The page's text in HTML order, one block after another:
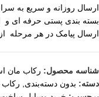
ارسال روزانه و سریع به
بسته بندی پستی حرفه ای و
ارسال پیامک در هر مرحله
شناسه محصول: رکاب مان
دسته: بدون دسته‌بندی
رکاب